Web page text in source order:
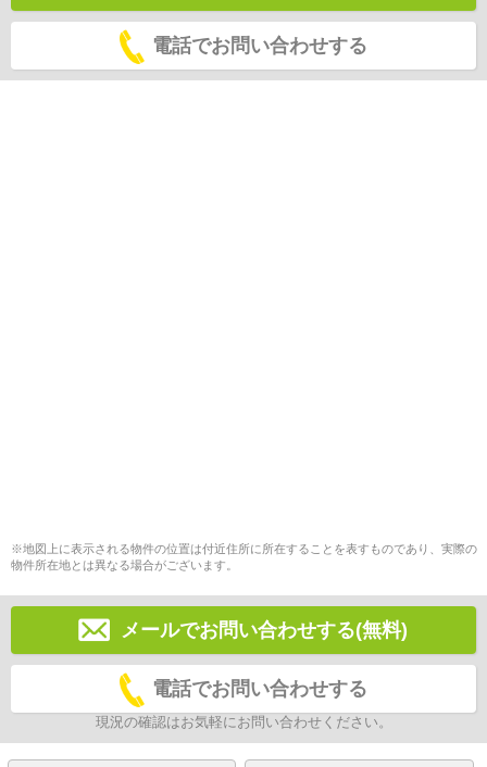
電話でお問い合わせする
※地図上に表示される物件の位置は付近住所に所在することを表すものであり、実際の
物件所在地とは異なる場合がございます。
メールでお問い合わせする(無料)
電話でお問い合わせする
現況の確認はお気軽にお問い合わせください。